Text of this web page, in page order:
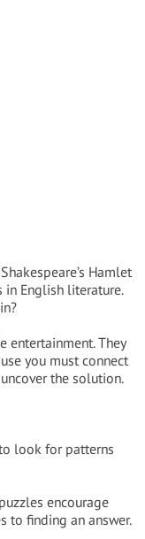
Hamlet
English literature.
entertainment. They
you must connect
the solution.
look for patterns
encourage
to finding an answer.